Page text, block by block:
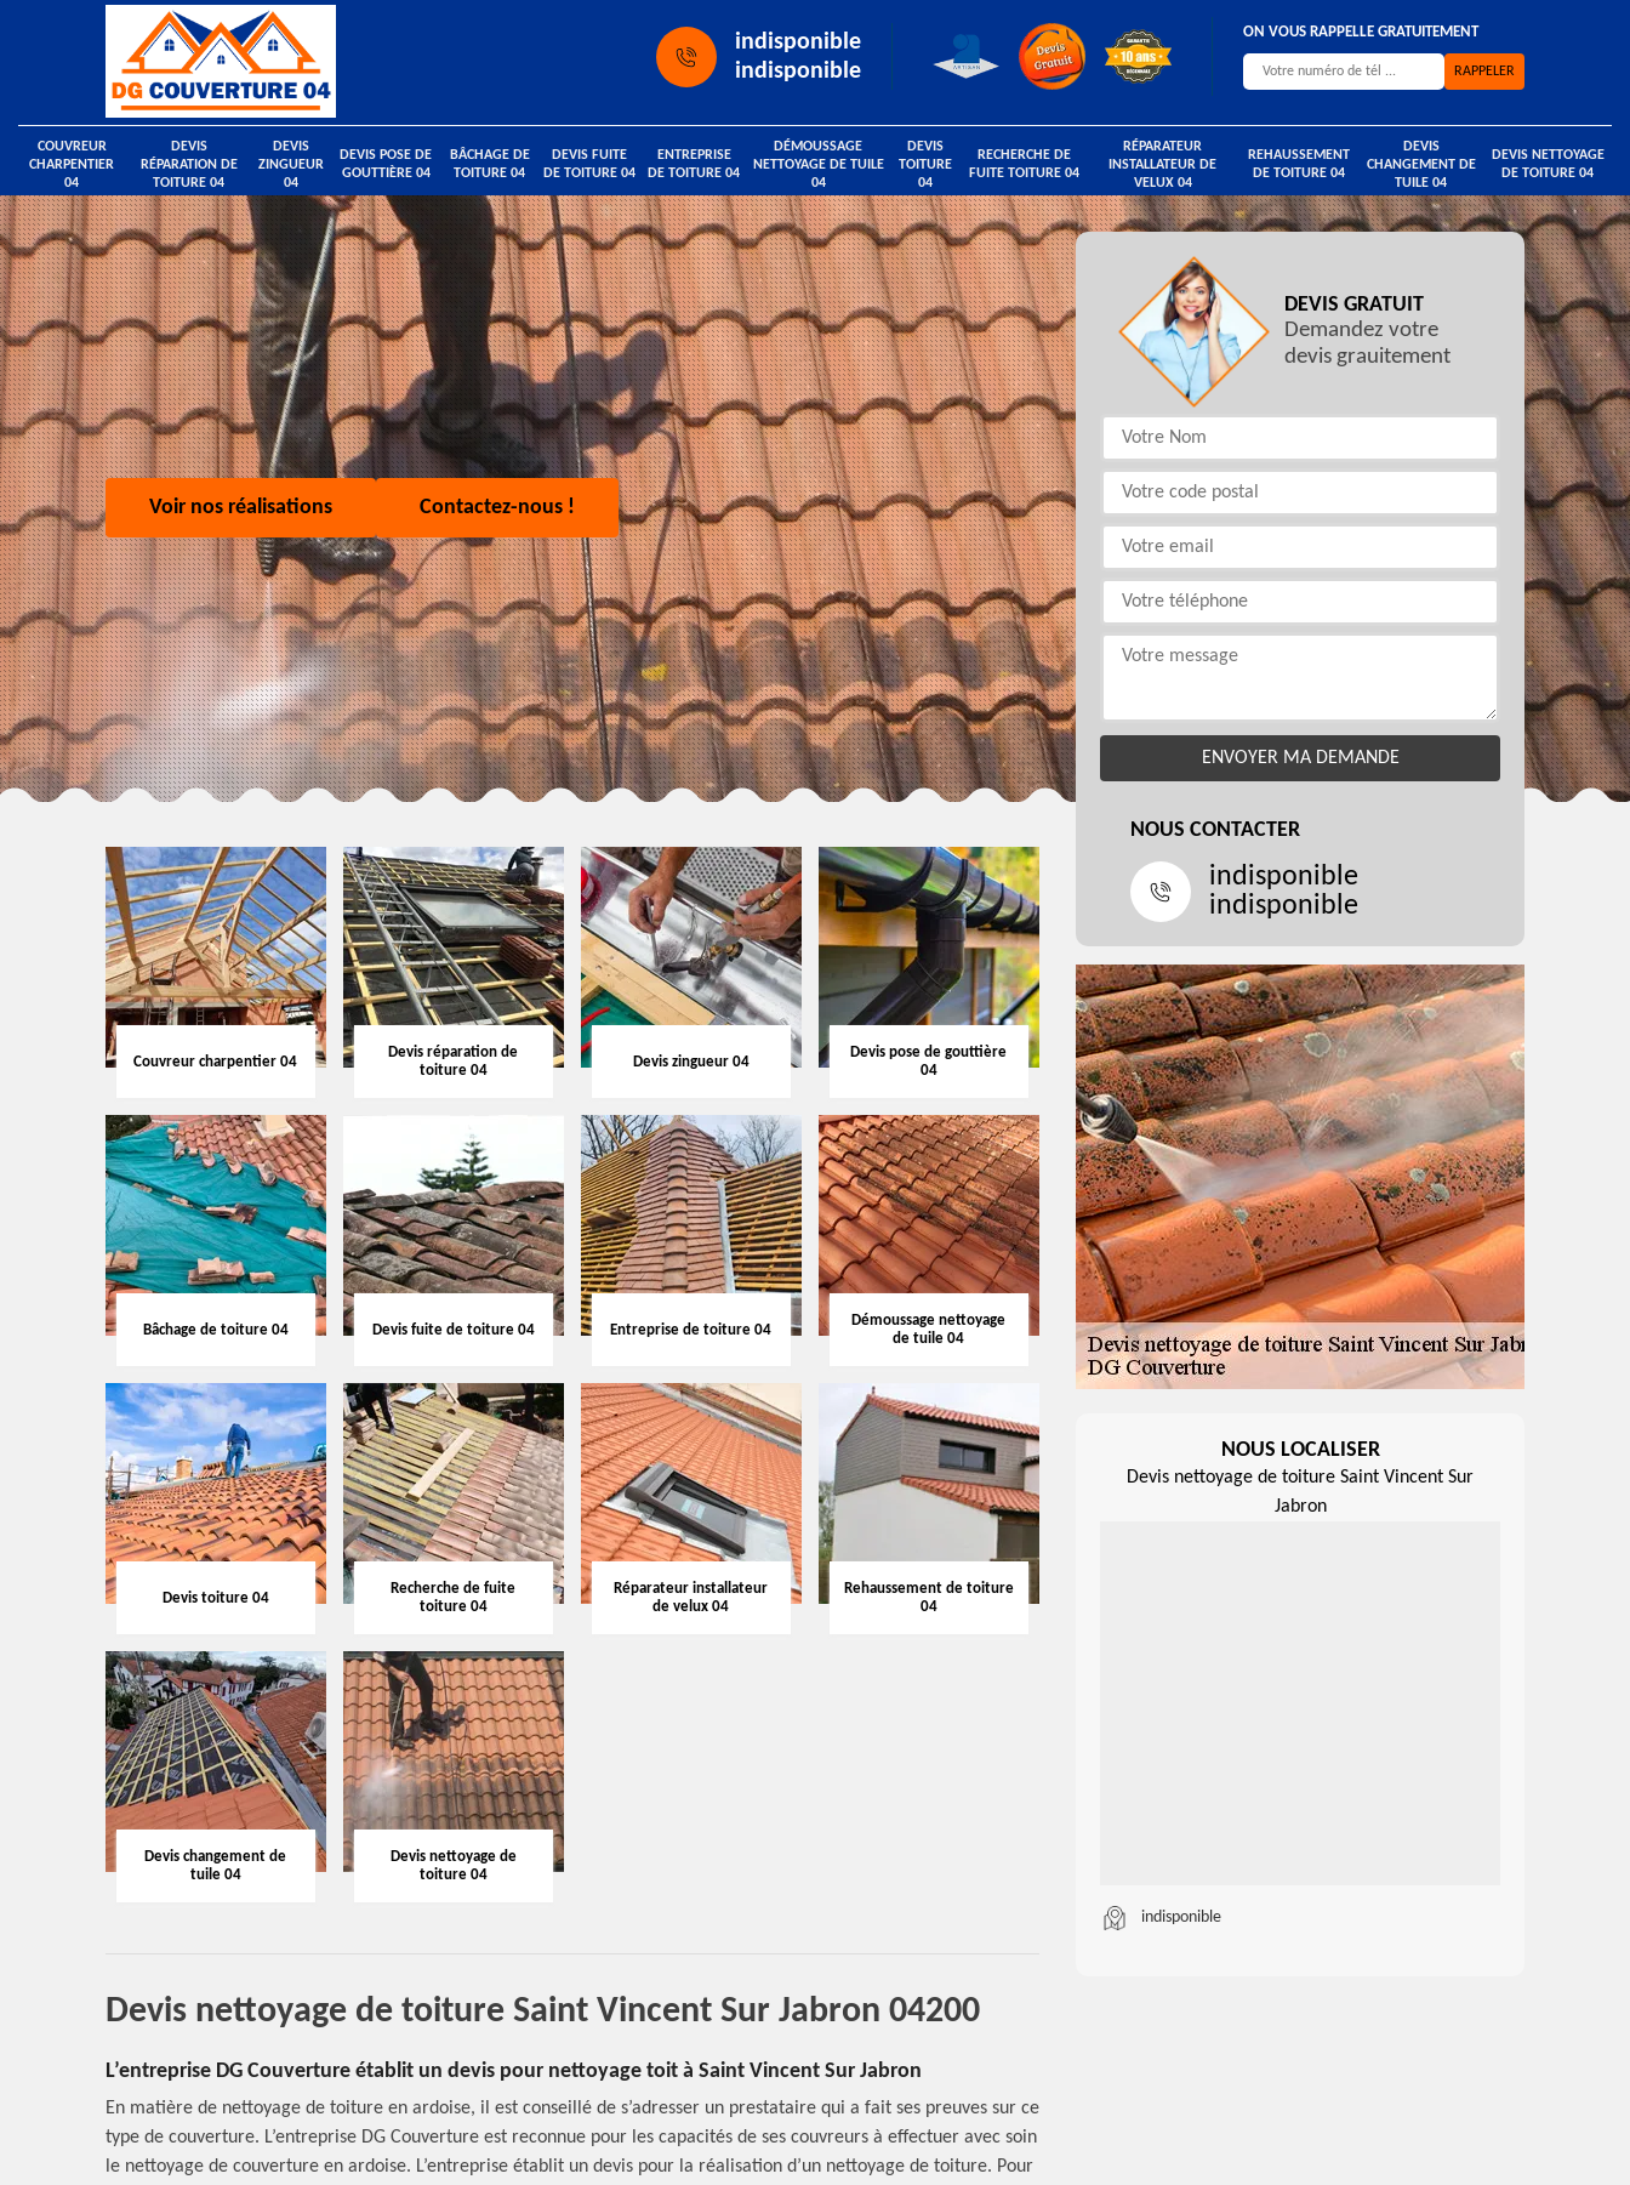
indisponible
indisponible
ON VOUS RAPPELLE GRATUITEMENT
COUVREUR
CHARPENTIER
04
DEVIS
RÉPARATION DE
TOITURE 04
DEVIS
ZINGUEUR
04
DEVIS POSE DE
GOUTTIÈRE 04
BÂCHAGE DE
TOITURE 04
DEVIS FUITE
DE TOITURE 04
ENTREPRISE
DE TOITURE 04
DÉMOUSSAGE
NETTOYAGE DE TUILE
04
DEVIS
TOITURE
04
RECHERCHE DE
FUITE TOITURE 04
RÉPARATEUR
INSTALLATEUR DE
VELUX 04
REHAUSSEMENT
DE TOITURE 04
DEVIS
CHANGEMENT DE
TUILE 04
DEVIS NETTOYAGE
DE TOITURE 04
Voir nos réalisations Contactez-nous !
Couvreur charpentier 04
Devis réparation de
toiture 04
Devis zingueur 04
Devis pose de gouttière
04
Bâchage de toiture 04 Devis fuite de toiture 04 Entreprise de toiture 04
Démoussage nettoyage
de tuile 04
Devis toiture 04
Recherche de fuite
toiture 04
Réparateur installateur
de velux 04
Rehaussement de toiture
04
Devis changement de
tuile 04
Devis nettoyage de
toiture 04
Devis nettoyage de toiture Saint Vincent Sur Jabron 04200
L’entreprise DG Couverture établit un devis pour nettoyage toit à Saint Vincent Sur Jabron
En matière de nettoyage de toiture en ardoise, il est conseillé de s’adresser un prestataire qui a fait ses preuves sur ce
type de couverture. L’entreprise DG Couverture est reconnue pour les capacités de ses couvreurs à effectuer avec soin
le nettoyage de couverture en ardoise. L’entreprise établit un devis pour la réalisation d’un nettoyage de toiture. Pour
DEVIS GRATUIT
Demandez votre
devis grauitement
NOUS CONTACTER
indisponible
indisponible
NOUS LOCALISER
Devis nettoyage de toiture Saint Vincent Sur
Jabron
indisponible